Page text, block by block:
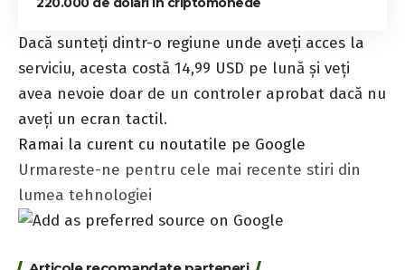
Dacă sunteți dintr-o regiune unde aveți acces la
serviciu, acesta costă 14,99 USD pe lună și veți
avea nevoie doar de un controler aprobat dacă nu
aveți un ecran tactil.
Ramai la curent cu noutatile pe Google
Urmareste-ne pentru cele mai recente stiri din
lumea tehnologiei